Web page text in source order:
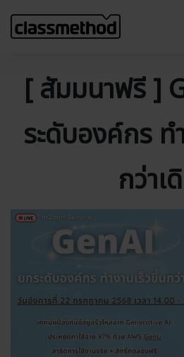
[ สัมมนาฟรี ]
ระดับองค์กร ท
กว่าเ